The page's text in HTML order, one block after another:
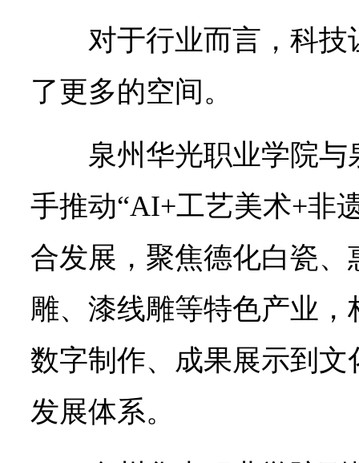
对于行业而言，科
了更多的空间。
泉州华光职业学院
手推动“AI+工艺美术+非
合发展，聚焦德化白瓷
雕、漆线雕等特色产业，
数字制作、成果展示到文
发展体系。